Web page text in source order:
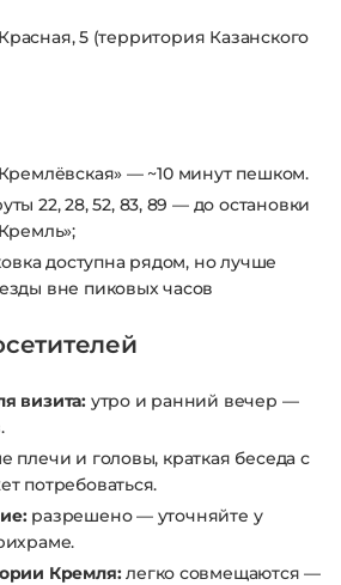
5 (территория Казанского
— ~10 минут пешком.
22, 28, 52, 83, 89 — до остановки
доступна рядом, но лучше
вне пиковых часов
визита:утро и ранний вечер —
плечи и головы, краткая беседа с
потребоваться.
разрешено — уточняйте у
Кремля:легко совмещаются —